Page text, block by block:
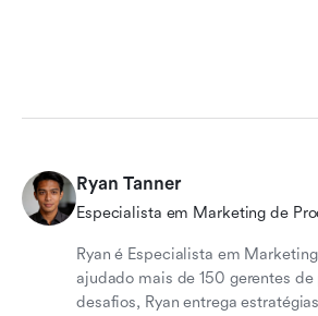
Ryan Tanner
Especialista em Marketing de
Ryan é Especialista em
ajudado mais de 150 gerentes
desafios, Ryan entrega